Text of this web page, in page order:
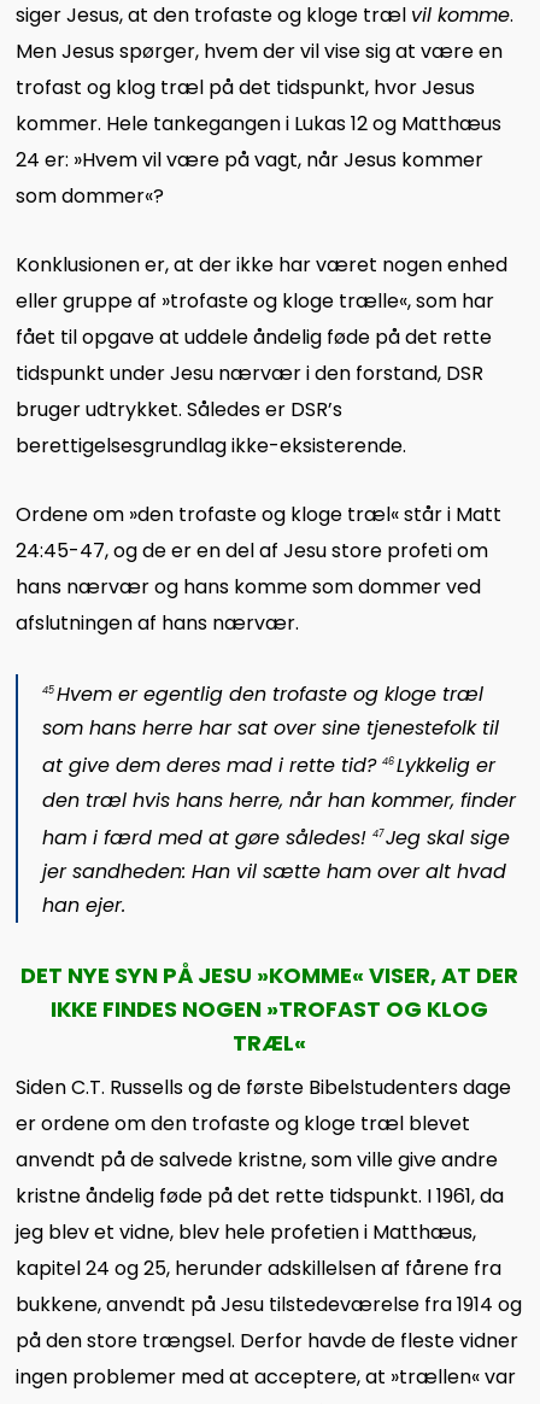
siger Jesus, at den trofaste og kloge træl vil komme.
Men Jesus spørger, hvem der vil vise sig at være en
trofast og klog træl på det tidspunkt, hvor Jesus
kommer. Hele tankegangen i Lukas 12 og Matthæus
24 er: »Hvem vil være på vagt, når Jesus kommer
som dommer«?
Konklusionen er, at der ikke har været nogen enhed
eller gruppe af »trofaste og kloge trælle«, som har
fået til opgave at uddele åndelig føde på det rette
tidspunkt under Jesu nærvær i den forstand, DSR
bruger udtrykket. Således er DSR’s
berettigelsesgrundlag ikke-eksisterende.
Ordene om »den trofaste og kloge træl« står i Matt
24:45-47, og de er en del af Jesu store profeti om
hans nærvær og hans komme som dommer ved
afslutningen af hans nærvær.
45 Hvem er egentlig den trofaste og kloge træl
som hans herre har sat over sine tjenestefolk til
at give dem deres mad i rette tid?46 Lykkelig er
den træl hvis hans herre, når han kommer, finder
ham i færd med at gøre således!47Jeg skal sige
jer sandheden: Han vil sætte ham over alt hvad
han ejer.
DET NYE SYN PÅ JESU »KOMME« VISER, AT DER
IKKE FINDES NOGEN »TROFAST OG KLOG
TRÆL«
Siden C.T. Russells og de første Bibelstudenters dage
er ordene om den trofaste og kloge træl blevet
anvendt på de salvede kristne, som ville give andre
kristne åndelig føde på det rette tidspunkt. I 1961, da
jeg blev et vidne, blev hele profetien i Matthæus,
kapitel 24 og 25, herunder adskillelsen af fårene fra
bukkene, anvendt på Jesu tilstedeværelse fra 1914 og
på den store trængsel. Derfor havde de fleste vidner
ingen problemer med at acceptere, at »trællen« var